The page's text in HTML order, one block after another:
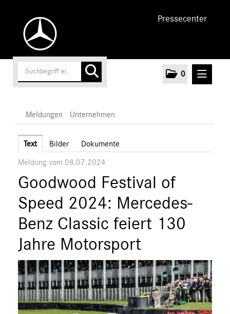
Pressecenter
0
Unternehmen
Marken & Produkte
MEDIA
ÜBER UNS
ANSPRECHPARTNER
Meldungen Unternehmen
Text Bilder Dokumente
Meldung vom 08.07.2024
Goodwood Festival of
Speed 2024: Mercedes-
Benz Classic feiert 130
Jahre Motorsport